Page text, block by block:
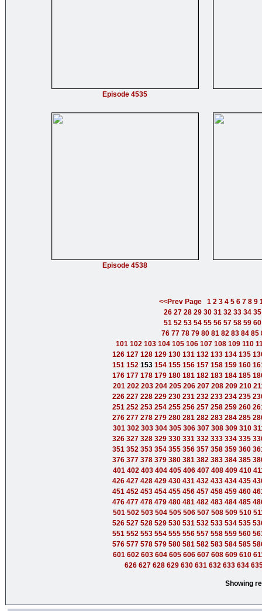
Episode 4535
Episode 4538
<<Prev Page 1 2 3 4 5 6 7 8 9
26 27 28 29 30 31 32 33 34 35
51 52 53 54 55 56 57 58 59 60
76 77 78 79 80 81 82 83 84 85
101 102 103 104 105 106 107 108 109 110
126 127 128 129 130 131 132 133 134 135
151 152 153 154 155 156 157 158 159 160
176 177 178 179 180 181 182 183 184 185
201 202 203 204 205 206 207 208 209 210
226 227 228 229 230 231 232 233 234 235
251 252 253 254 255 256 257 258 259 260
276 277 278 279 280 281 282 283 284 285
301 302 303 304 305 306 307 308 309 310
326 327 328 329 330 331 332 333 334 335
351 352 353 354 355 356 357 358 359 360
376 377 378 379 380 381 382 383 384 385
401 402 403 404 405 406 407 408 409 410
426 427 428 429 430 431 432 433 434 435
451 452 453 454 455 456 457 458 459 460
476 477 478 479 480 481 482 483 484 485
501 502 503 504 505 506 507 508 509 510
526 527 528 529 530 531 532 533 534 535
551 552 553 554 555 556 557 558 559 560
576 577 578 579 580 581 582 583 584 585
601 602 603 604 605 606 607 608 609 610
626 627 628 629 630 631 632 633 634
Showing